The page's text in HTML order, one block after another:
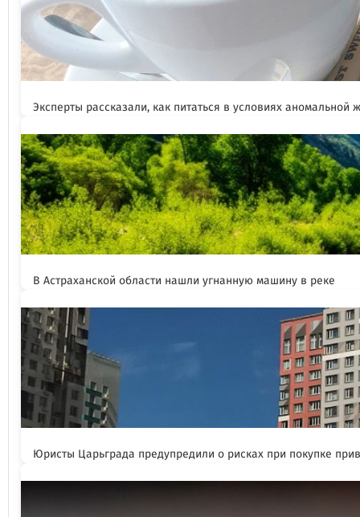
Эксперты рассказали, как питаться в условиях аномальной
В Астраханской области нашли угнанную машину в реке
Юристы Царьграда предупредили о рисках при покупке